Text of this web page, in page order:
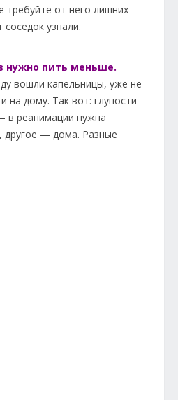
требуйте от него лишних
узнали.
нужно пить меньше.
вошли капельницы, уже не
на дому. Так вот: глупости
в реанимации нужна
другое — дома. Разные